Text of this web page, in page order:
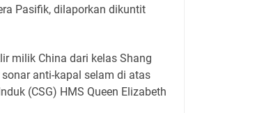
Pasifik, dilaporkan dikuntit
milik China dari kelas Shang
anti-kapal selam di atas
(CSG) HMS Queen Elizabeth